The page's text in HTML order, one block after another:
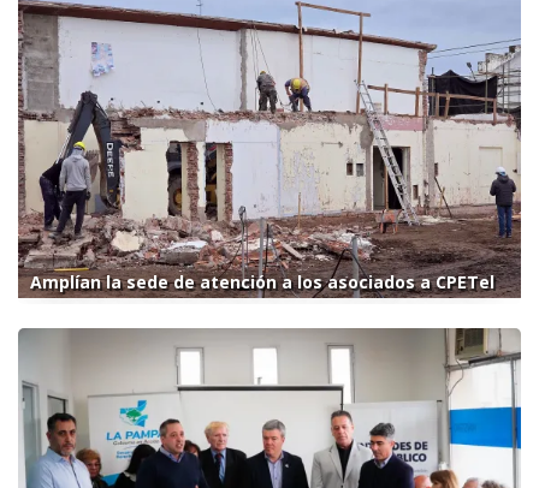
Amplían la sede de atención a los asociados a CPETel